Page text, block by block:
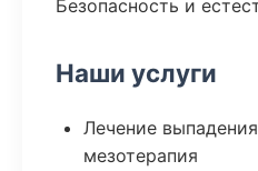
Безопасность и
Наши услуги
Лечение
мезотерапия